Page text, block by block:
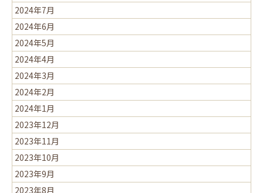
2024年7月
2024年6月
2024年5月
2024年4月
2024年3月
2024年2月
2024年1月
2023年12月
2023年11月
2023年10月
2023年9月
2023年8月